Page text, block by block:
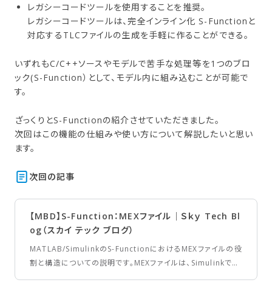
レガシーコードツールを使用することを推奨。
レガシーコードツールは、完全インライン化 S-Functionと
対応するTLCファイルの生成を手軽に作ることができる。
いずれもC/C++ソースやモデルで苦手な処理等を1つのブロ
ック(S-Function）として、モデル内に組み込むことが可能で
す。
ざっくりとS-Functionの紹介させていただきました。
次回はこの機能の仕組みや使い方について解説したいと思い
ます。
次回の​記事
【MBD】S-Function：MEXファイル｜Ｓｋｙ Tech Bl
og（スカイ テック ブログ）
MATLAB/SimulinkのS-FunctionにおけるMEXファイルの役
割と構造についての説明です。MEXファイルは、Simulinkでの